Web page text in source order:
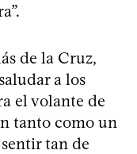
de la Cruz,
a los
el volante de
tanto como un
tan de